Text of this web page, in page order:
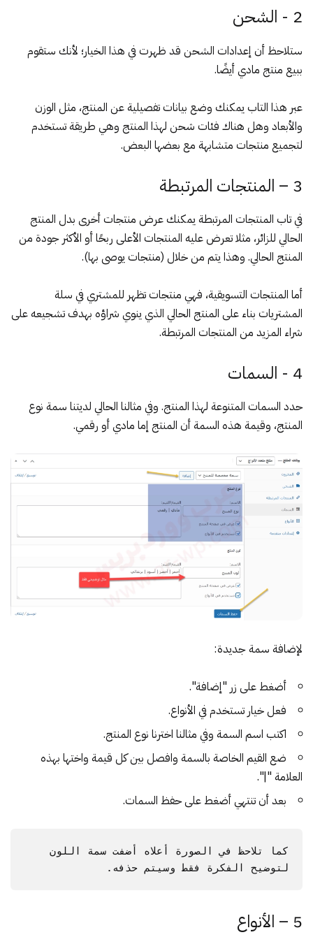
2 - الشحن
ستلاحظ أن إعدادات الشحن قد ظهرت في هذا الخيار؛ لأنك ستقوم
ببيع منتج مادي أيضًا.
عبر هذا التاب يمكنك وضع بيانات تفصيلية عن المنتج، مثل الوزن
والأبعاد وهل هناك فئات شحن لهذا المنتج وهي طريقة تستخدم
لتجميع منتجات متشابهة مع بعضها البعض.
3 – المنتجات المرتبطة
في تاب المنتجات المرتبطة يمكنك عرض منتجات أخرى بدل المنتج
الحالي للزائر، مثلا تعرض عليه المنتجات الأعلى ربحًا أو الأكثر جودة من
المنتج الحالي. وهذا يتم من خلال (منتجات يوصى بها).
أما المنتجات التسويقية، فهي منتجات تظهر للمشتري في سلة
المشتريات بناء على المنتج الحالي الذي ينوي شراؤه بهدف تشجيعه على
شراء المزيد من المنتجات المرتبطة.
4 - السمات
حدد السمات المتنوعة لهذا المنتج. وفي مثالنا الحالي لديتنا سمة نوع
المنتج، وقيمة هذه السمة أن المنتج إما مادي أو رقمي.
لإضافة سمة جديدة:
أضغط على زر "إضافة".
فعل خيار تستخدم في الأنواع.
اكتب اسم السمة وفي مثالنا اخترنا نوع المنتج.
ضع القيم الخاصة بالسمة وافصل بين كل قيمة واختها بهذه
العلامة "|".
بعد أن تنتهي أضغط على حفظ السمات.
لتوضيح الفكرة فقط وسيتم حذفه.
5 – الأنواع